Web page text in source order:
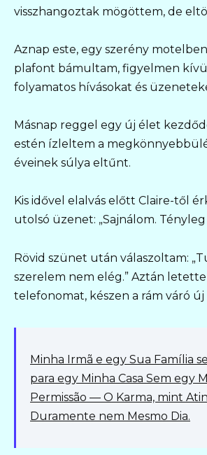
visszhangoztak mögöttem, de
Aznap este, egy szerény
plafont bámultam, figyelmen
folyamatos hívásokat és
Másnap reggel egy új élet
estén ízleltem a
éveinek súlya eltűnt.
Kis idővel elalvás előtt Claire-től
utolsó üzenet: „Sajnálom.
Rövid szünet után válaszoltam:
szerelem nem elég.” Aztán
telefonomat, készen a rám váró új
Minha Irmã e egy Sua Família
para egy Minha Casa Sem egy
Permissão — O Karma, mint
Duramente nem Mesmo Dia.